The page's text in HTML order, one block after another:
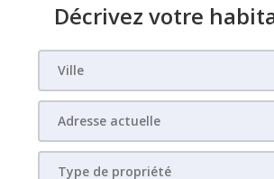
Décrivez votre